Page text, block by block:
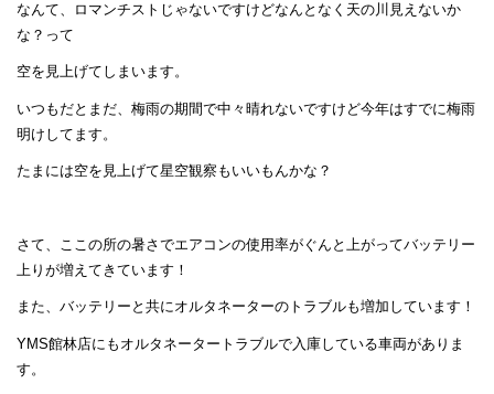
なんて、ロマンチストじゃないですけどなんとなく天の川見えないか
な？って
空を見上げてしまいます。
いつもだとまだ、梅雨の期間で中々晴れないですけど今年はすでに梅雨
明けしてます。
たまには空を見上げて星空観察もいいもんかな？
さて、ここの所の暑さでエアコンの使用率がぐんと上がってバッテリー
上りが増えてきています！
また、バッテリーと共にオルタネーターのトラブルも増加しています！
YMS館林店にもオルタネータートラブルで入庫している車両がありま
す。